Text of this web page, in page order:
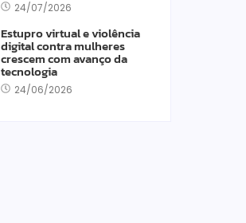
24/07/2026
Estupro virtual e violência
digital contra mulheres
crescem com avanço da
tecnologia
24/06/2026